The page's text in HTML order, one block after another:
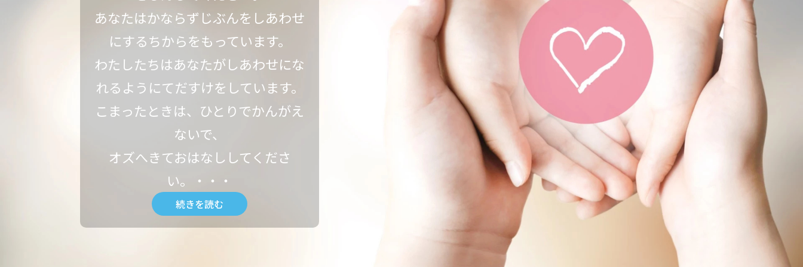
あなたはかならずじぶんをしあわせ
にするちからをもっています。
わたしたちはあなたがしあわせにな
れるようにてだすけをしています。
こまったときは、ひとりでかんがえ
ないで、
オズへきておはなししてくださ
い。・・・
続きを読む